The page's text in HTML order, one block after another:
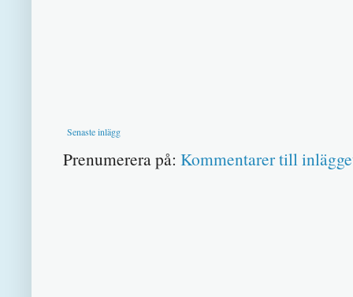
Senaste inlägg
Prenumerera på: Kommentarer till